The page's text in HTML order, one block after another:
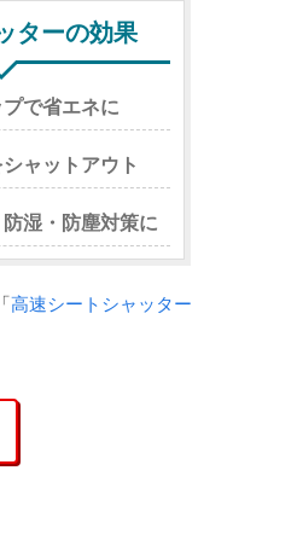
ターの効果
で省エネに
ャットアウト
湿・防塵対策に
高速シートシャッター